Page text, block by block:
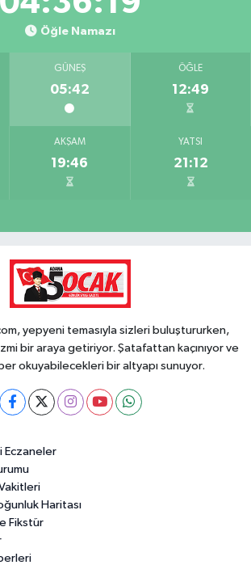
Öğle Namazı
GÜNEŞ
05:42
ÖĞLE
12:49
AKŞAM
19:46
YATSI
21:12
yepyeni temasıyla sizleri buluştururken,
bir araya getiriyor. Şatafattan kaçınıyor ve
okuyabilecekleri bir altyapı sunuyor.
Eczaneler
Haritası
Fikstür